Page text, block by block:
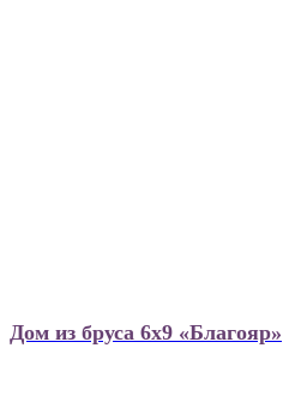
Дом из бруса 6х9 «Благояр»